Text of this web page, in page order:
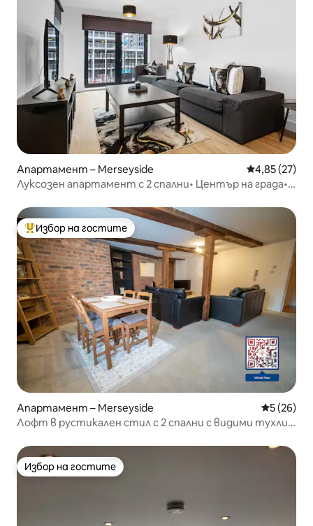
Апартамент – Merseyside Средна
4,85 (27)
Луксозен апартамент с 2 спални• Център на града•
Най-популярен избор на гостите
Избор на гостите
Апартамент – Merseyside Средна
5 (26)
Лофт в рустикален стил с 2 спални с видими тухли и
Избор на гостите
Избор на гостите